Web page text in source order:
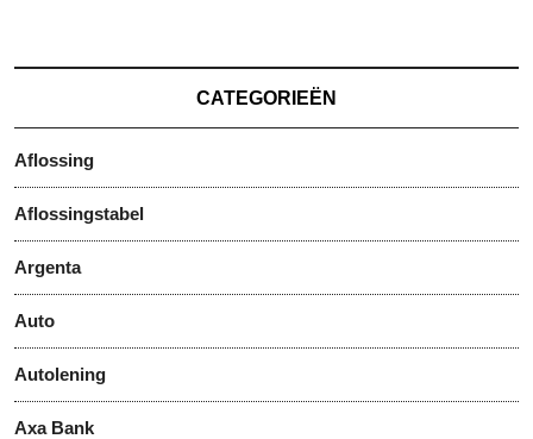
CATEGORIEËN
Aflossing
Aflossingstabel
Argenta
Auto
Autolening
Axa Bank